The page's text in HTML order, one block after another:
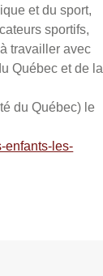
et du sport,
sportifs,
travailler avec
Québec et de la
du Québec) le
enfants-les-